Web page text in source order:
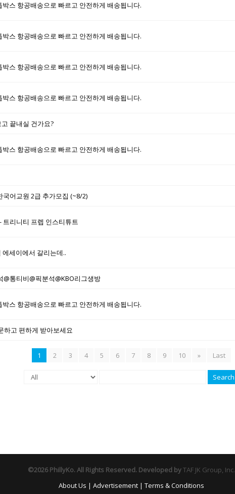
스 항공배송으로 빠르고 안전하게 배송됩니다.
스 항공배송으로 빠르고 안전하게 배송됩니다.
스 항공배송으로 빠르고 안전하게 배송됩니다.
스 항공배송으로 빠르고 안전하게 배송됩니다.
끝내실 건가요?
스 항공배송으로 빠르고 안전하게 배송됩니다.
국어교원 2급 추가모집 (~8/2)
트리니티 프렙 인스티튜트
세이에서 갈리는데..
통티비@픽분석@KBO리그생방
스 항공배송으로 빠르고 안전하게 배송됩니다.
하고 편하게 받아보세요
1 2 3 4 5 6 7 8 9 10 » Last
Search
©2026 PhillyKo. All Rights Reserved. Developed byTAF JK Group, Inc.
About Us | Advertisement | Terms & Conditions